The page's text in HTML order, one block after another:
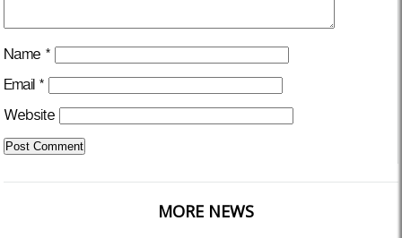
Name *
Email *
Website
MORE NEWS